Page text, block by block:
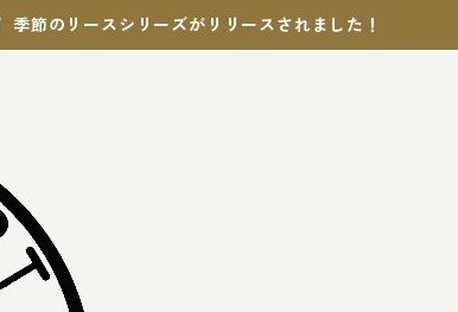
季節のリースシリーズがリリースされました！